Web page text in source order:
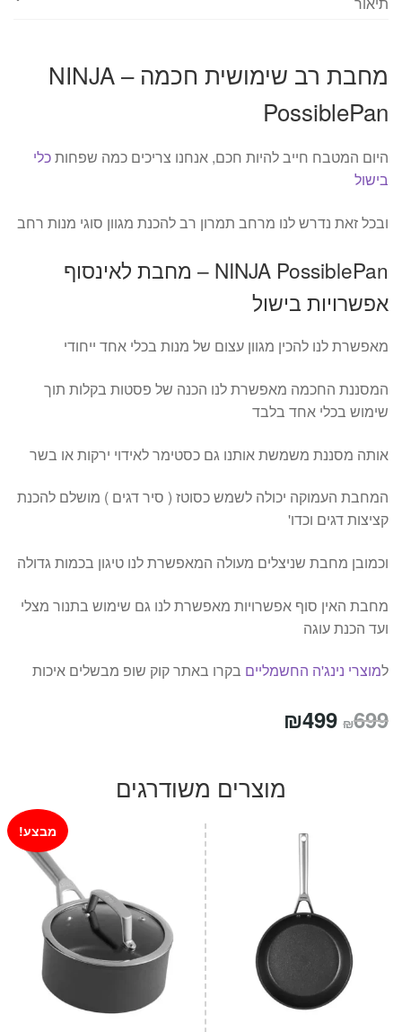
מחבת רב שימושית חכמה – NINJA
PossiblePan
היום המטבח חייב להיות חכם, אנחנו צריכים כמה שפחותכלי
בישול
ובכל זאת נדרש לנו מרחב תמרון רב להכנת מגוון סוגי מנות רחב
NINJA PossiblePan – מחבת לאינסוף
אפשרויות בישול
מאפשרת לנו להכין מגוון עצום של מנות בכלי אחד ייחודי
המסננת החכמה מאפשרת לנו הכנה של פסטות בקלות תוך
שימוש בכלי אחד בלבד
אותה מסננת משמשת אותנו גם כסטימר לאידוי ירקות או בשר
המחבת העמוקה יכולה לשמש כסוטז ( סיר דגים ) מושלם להכנת
קציצות דגים וכדו'
וכמובן מחבת שניצלים מעולה המאפשרת לנו טיגון בכמות גדולה
מחבת האין סוף אפשרויות מאפשרת לנו גם שימוש בתנור מצלי
ועד הכנת עוגה
למוצרי נינג'ה החשמליים בקרו באתר קוק שופ מבשלים איכות
₪699 המחיר
₪499
הוא:
מוצרים משודרגים
מבצע!